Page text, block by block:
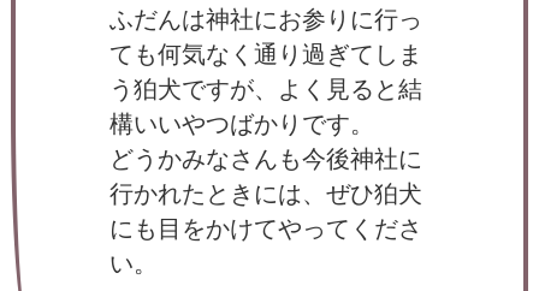
ふだんは神社にお参りに行っ
ても何気なく通り過ぎてしま
う狛犬ですが、よく見ると結
構いいやつばかりです。
どうかみなさんも今後神社に
行かれたときには、ぜひ狛犬
にも目をかけてやってくださ
い。